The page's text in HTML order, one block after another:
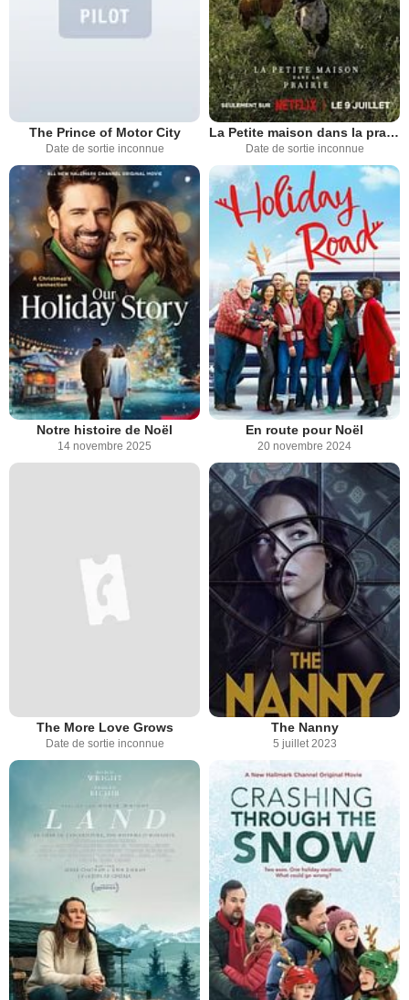
The Prince of Motor City
Date de sortie inconnue
La Petite maison dans la prairie
Date de sortie inconnue
Notre histoire de Noël
14 novembre 2025
En route pour Noël
20 novembre 2024
The More Love Grows
Date de sortie inconnue
The Nanny
5 juillet 2023